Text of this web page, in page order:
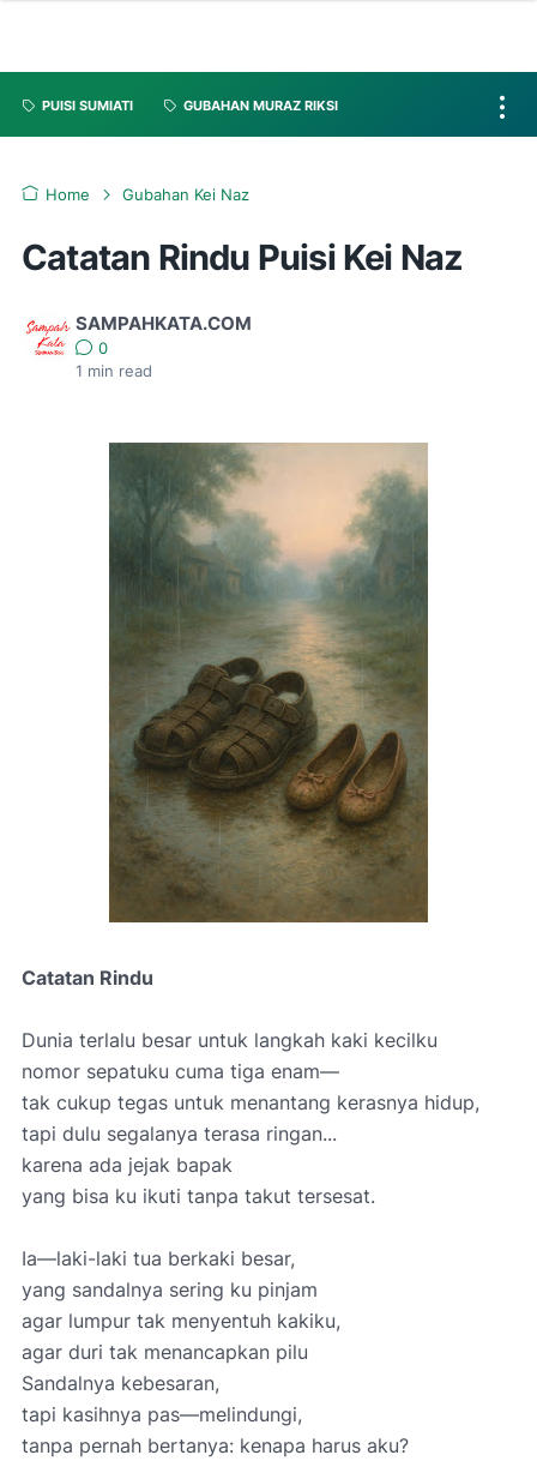
PUISI SUMIATI GUBAHAN MURAZ RIKSI
Home Gubahan Kei Naz
Catatan Rindu Puisi Kei Naz
SAMPAHKATA.COM
0
1 min read
Catatan Rindu
Dunia terlalu besar untuk langkah kaki kecilku
nomor sepatuku cuma tiga enam—
tak cukup tegas untuk menantang kerasnya hidup,
tapi dulu segalanya terasa ringan...
karena ada jejak bapak
yang bisa ku ikuti tanpa takut tersesat.
Ia—laki-laki tua berkaki besar,
yang sandalnya sering ku pinjam
agar lumpur tak menyentuh kakiku,
agar duri tak menancapkan pilu
Sandalnya kebesaran,
tapi kasihnya pas—melindungi,
tanpa pernah bertanya: kenapa harus aku?